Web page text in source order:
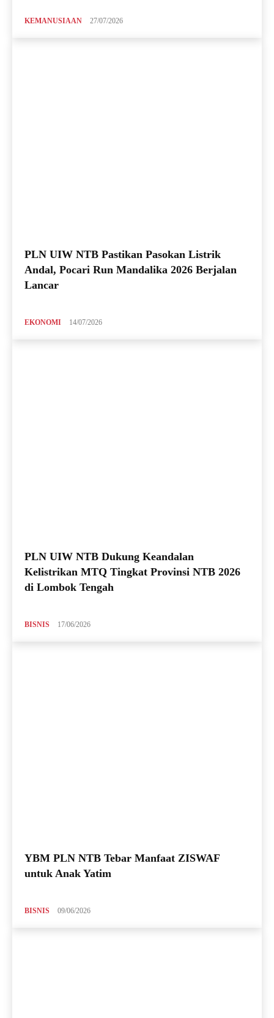
KEMANUSIAAN 27/07/2026
PLN UIW NTB Pastikan Pasokan Listrik
Andal, Pocari Run Mandalika 2026 Berjalan
Lancar
EKONOMI 14/07/2026
PLN UIW NTB Dukung Keandalan
Kelistrikan MTQ Tingkat Provinsi NTB 2026
di Lombok Tengah
BISNIS 17/06/2026
YBM PLN NTB Tebar Manfaat ZISWAF
untuk Anak Yatim
BISNIS 09/06/2026